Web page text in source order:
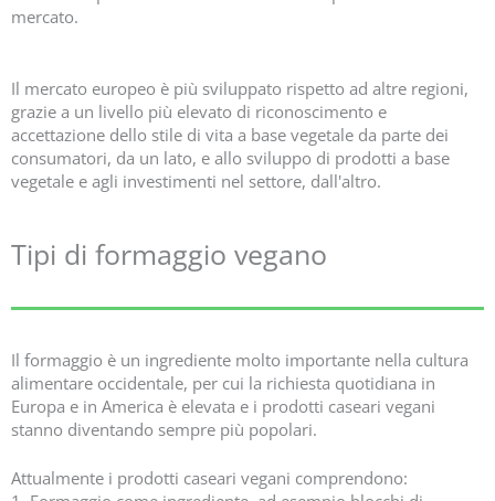
mercato.
Il mercato europeo è più sviluppato rispetto ad altre regioni,
grazie a un livello più elevato di riconoscimento e
accettazione dello stile di vita a base vegetale da parte dei
consumatori, da un lato, e allo sviluppo di prodotti a base
vegetale e agli investimenti nel settore, dall'altro.
Tipi di formaggio vegano
Il formaggio è un ingrediente molto importante nella cultura
alimentare occidentale, per cui la richiesta quotidiana in
Europa e in America è elevata e i prodotti caseari vegani
stanno diventando sempre più popolari.
Attualmente i prodotti caseari vegani comprendono: